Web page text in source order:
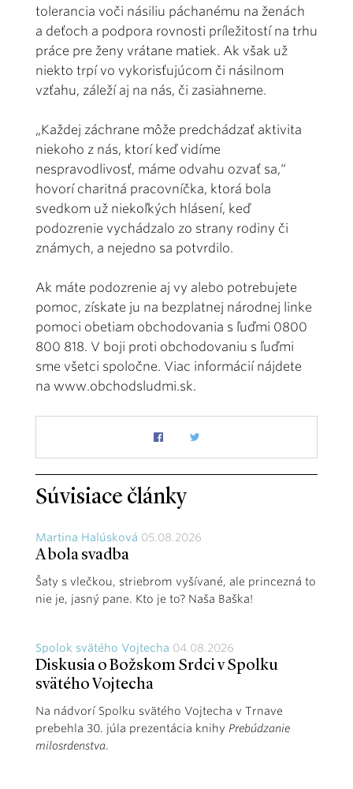
tolerancia voči násiliu páchanému na ženách
a deťoch a podpora rovnosti príležitostí na trhu
práce pre ženy vrátane matiek. Ak však už
niekto trpí vo vykorisťujúcom či násilnom
vzťahu, záleží aj na nás, či zasiahneme.
„Každej záchrane môže predchádzať aktivita
niekoho z nás, ktorí keď vidíme
nespravodlivosť, máme odvahu ozvať sa,“
hovorí charitná pracovníčka, ktorá bola
svedkom už niekoľkých hlásení, keď
podozrenie vychádzalo zo strany rodiny či
známych, a nejedno sa potvrdilo.
Ak máte podozrenie aj vy alebo potrebujete
pomoc, získate ju na bezplatnej národnej linke
pomoci obetiam obchodovania s ľuďmi 0800
800 818. V boji proti obchodovaniu s ľuďmi
sme všetci spoločne. Viac informácií nájdete
na www.obchodsludmi.sk.
Súvisiace články
Martina Halúsková 05.08.2026
A bola svadba
Šaty s vlečkou, striebrom vyšívané, ale princezná to
nie je, jasný pane. Kto je to? Naša Baška!
Spolok svätého Vojtecha 04.08.2026
Diskusia o Božskom Srdci v Spolku
svätého Vojtecha
Na nádvorí Spolku svätého Vojtecha v Trnave
prebehla 30. júla prezentácia knihy Prebúdzanie
milosrdenstva.